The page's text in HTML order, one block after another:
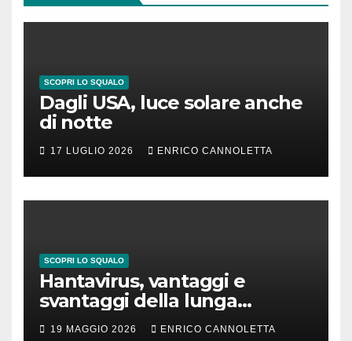
SCOPRI LO SQUALO
Dagli USA, luce solare anche
di notte
17 LUGLIO 2026 ENRICO CANNOLETTA
SCOPRI LO SQUALO
Hantavirus, vantaggi e
svantaggi della lunga
incubazione
19 MAGGIO 2026 ENRICO CANNOLETTA